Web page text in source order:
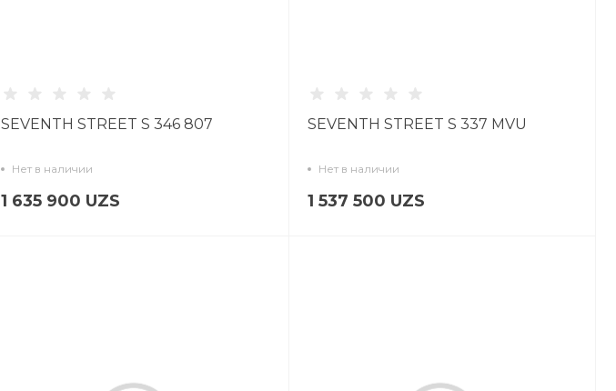
SEVENTH STREET S 346 807
Нет в наличии
1 635 900 UZS
SEVENTH STREET S 337 MVU
Нет в наличии
1 537 500 UZS